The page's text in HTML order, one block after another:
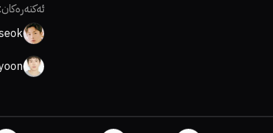
ئەکتەرەکان: